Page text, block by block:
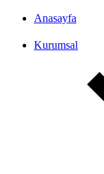
Anasayfa
Kurumsal